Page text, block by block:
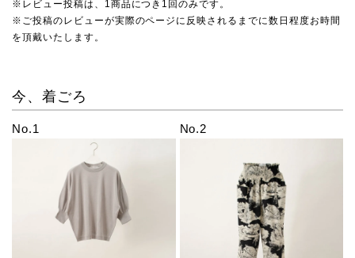
※レビュー投稿は、1商品につき1回のみです。
※ご投稿のレビューが実際のページに反映されるまでに数日程度お時間
を頂戴いたします。
今、着ごろ
No.1 No.2